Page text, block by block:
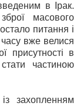
в Ірак.
масового
питання і
часу вже велися
присутності в
частиною
захопленням